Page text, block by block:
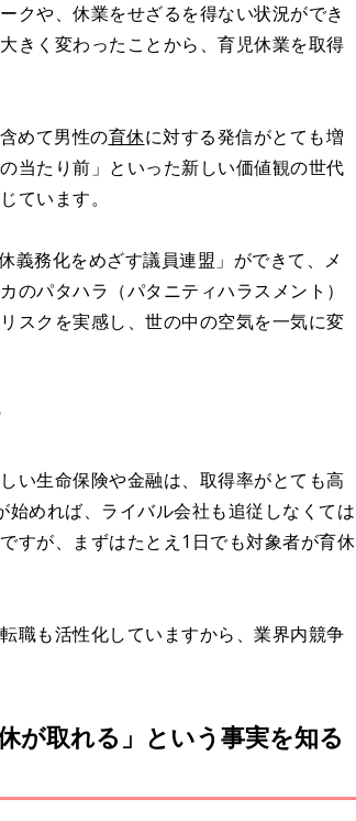
クや、休業をせざるを得ない状況ができ
きく変わったことから、育児休業を取得
めて男性の育休に対する発信がとても増
当たり前」といった新しい価値観の世代
ています。
義務化をめざす議員連盟」ができて、メ
のパタハラ（パタニティハラスメント）
スクを実感し、世の中の空気を一気に変
い生命保険や金融は、取得率がとても高
めれば、ライバル会社も追従しなくては
すが、まずはたとえ1日でも対象者が育休
職も活性化していますから、業界内競争
が取れる」という事実を知る